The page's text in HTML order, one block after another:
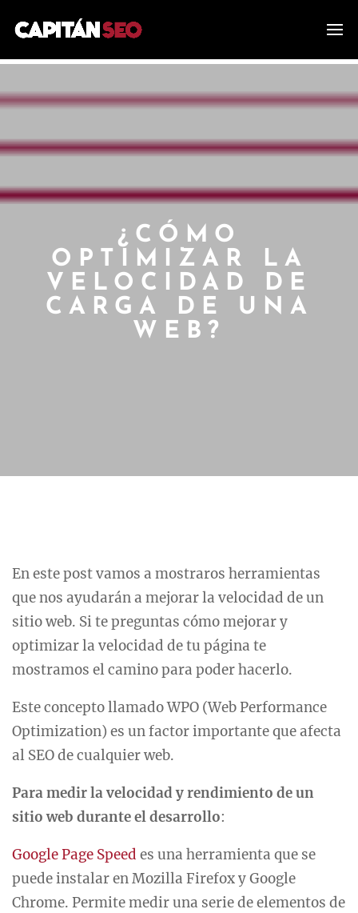
¿CÓMO
OPTIMIZAR LA
VELOCIDAD DE
CARGA DE UNA
WEB?
En este post vamos a mostraros herramientas
que nos ayudarán a mejorar la velocidad de un
sitio web. Si te preguntas cómo mejorar y
optimizar la velocidad de tu página te
mostramos el camino para poder hacerlo.
Este concepto llamado WPO (Web Performance
Optimization) es un factor importante que afecta
al SEO de cualquier web.
Para medir la velocidad y rendimiento de un
sitio web durante el desarrollo:
Google Page Speed es una herramienta que se
puede instalar en Mozilla Firefox y Google
Chrome. Permite medir una serie de elementos de